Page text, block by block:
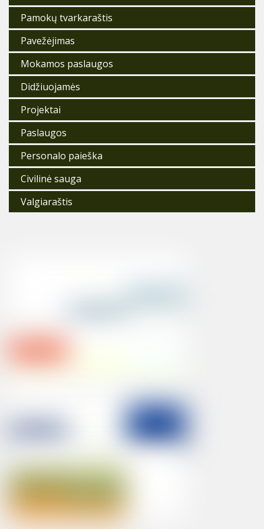
Pamokų tvarkaraštis
Pavežėjimas
Mokamos paslaugos
Didžiuojamės
Projektai
Paslaugos
Personalo paieška
Civilinė sauga
Valgiaraštis